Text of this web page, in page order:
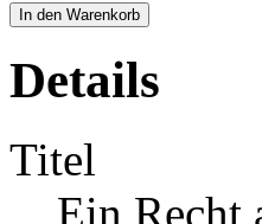
In den Warenkorb
Details
Titel
Ein Recht